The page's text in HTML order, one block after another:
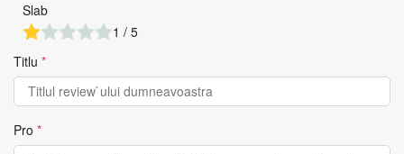
Slab
1 / 5
Titlu *
Pro *